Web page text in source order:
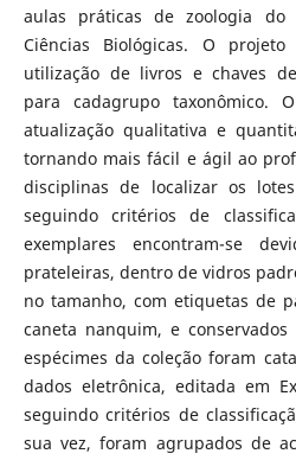
aulas práticas de zoologia do
Ciências Biológicas. O
utilização de livros e chaves
para cadagrupo taxonômico.
atualização qualitativa e
tornando mais fácil e ágil ao
disciplinas de localizar os
seguindo critérios de
exemplares encontram-se
prateleiras, dentro de vidros
no tamanho, com etiquetas de
caneta nanquim, e
espécimes da coleção foram
dados eletrônica, editada em
seguindo critérios de
sua vez, foram agrupados de